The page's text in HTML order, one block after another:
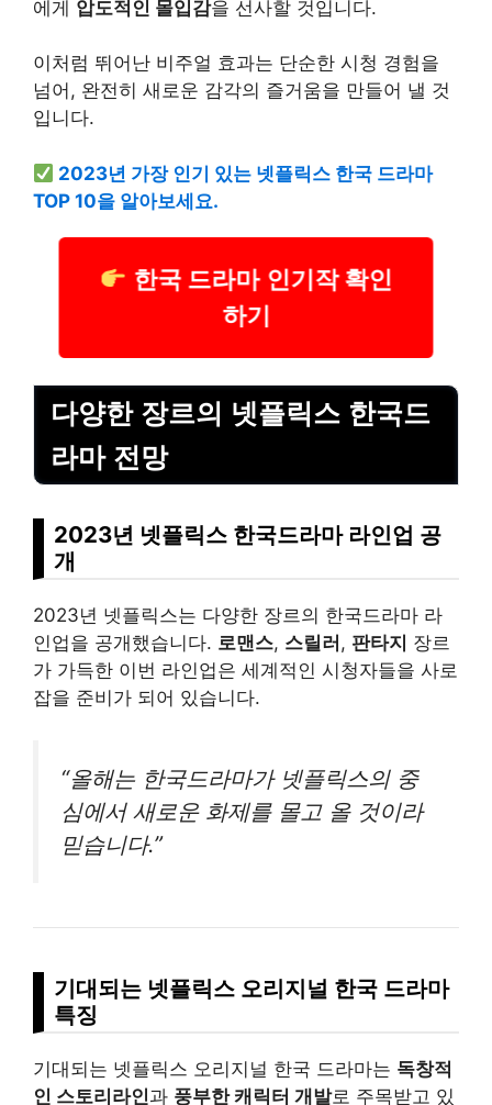
에게 압도적인 몰입감을 선사할 것입니다.
이처럼 뛰어난 비주얼 효과는 단순한 시청 경험을
넘어, 완전히 새로운 감각의 즐거움을 만들어 낼 것
입니다.
2023년 가장 인기 있는 넷플릭스 한국 드라마
TOP 10을 알아보세요.
한국 드라마 인기작 확인
하기
다양한 장르의 넷플릭스 한국드
라마 전망
2023년 넷플릭스 한국드라마 라인업 공
개
2023년 넷플릭스는 다양한 장르의 한국드라마 라
인업을 공개했습니다. 로맨스, 스릴러 , 판타지 장르
가 가득한 이번 라인업은 세계적인 시청자들을 사로
잡을 준비가 되어 있습니다.
“올해는 한국드라마가 넷플릭스의 중
심에서 새로운 화제를 몰고 올 것이라
믿습니다.”
기대되는 넷플릭스 오리지널 한국 드라마
특징
기대되는 넷플릭스 오리지널 한국 드라마는 독창적
인 스토리라인과 풍부한 캐릭터 개발로 주목받고 있